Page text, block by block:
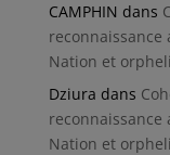
CAMPHIN dans
reconnaissance
Nation et
Dziura dans
reconnaissance
Nation et